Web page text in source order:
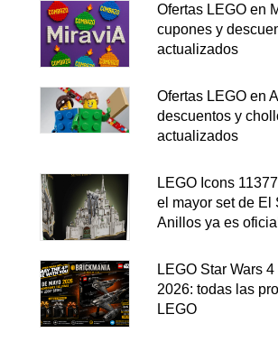
Ofertas LEGO en
cupones y
actualizados
Ofertas LEGO en
descuentos y
actualizados
LEGO Icons
el mayor set de El
Anillos ya es oficial
LEGO Star Wars
2026: todas las
LEGO